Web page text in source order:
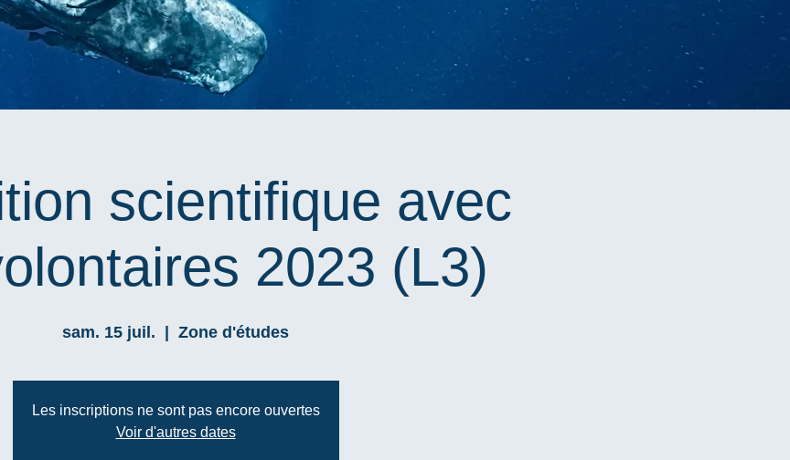
scientifique avec
2023 (L3)
sam. 15 juil. Zone d'études
Les inscriptions ne sont pas encore ouvertes
Voir d'autres dates